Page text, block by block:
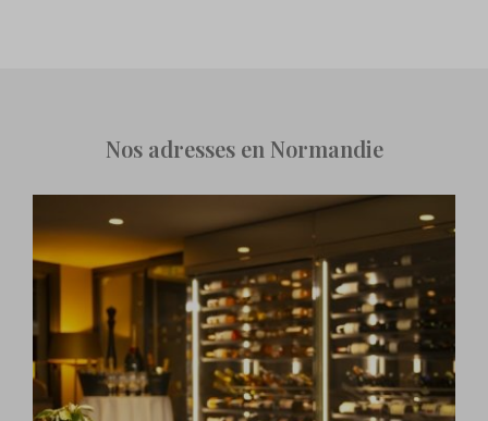
Nos adresses en Normandie